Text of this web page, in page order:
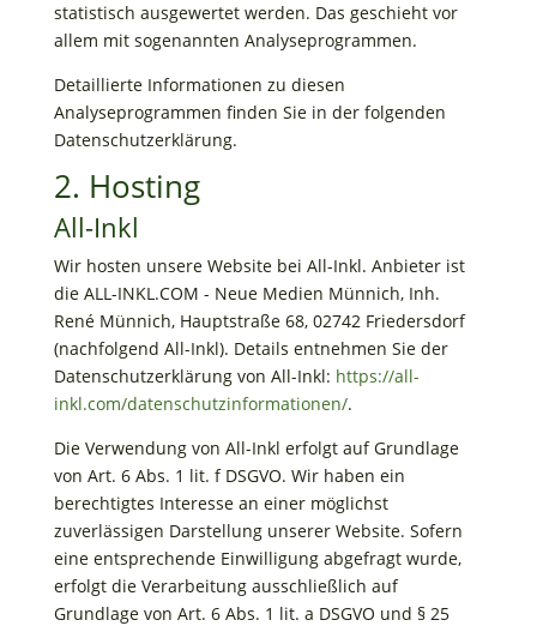
statistisch ausgewertet werden. Das geschieht vor
allem mit sogenannten Analyseprogrammen.
Detaillierte Informationen zu diesen
Analyseprogrammen finden Sie in der folgenden
Datenschutzerklärung.
2. Hosting
All-Inkl
Wir hosten unsere Website bei All-Inkl. Anbieter ist
die ALL-INKL.COM - Neue Medien Münnich, Inh.
René Münnich, Hauptstraße 68, 02742 Friedersdorf
(nachfolgend All-Inkl). Details entnehmen Sie der
Datenschutzerklärung von All-Inkl: https://all-
inkl.com/datenschutzinformationen/.
Die Verwendung von All-Inkl erfolgt auf Grundlage
von Art. 6 Abs. 1 lit. f DSGVO. Wir haben ein
berechtigtes Interesse an einer möglichst
zuverlässigen Darstellung unserer Website. Sofern
eine entsprechende Einwilligung abgefragt wurde,
erfolgt die Verarbeitung ausschließlich auf
Grundlage von Art. 6 Abs. 1 lit. a DSGVO und § 25